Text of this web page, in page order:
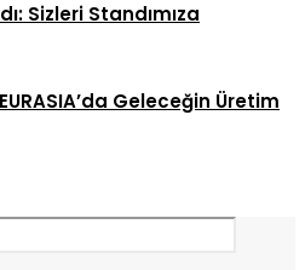
Sizleri Standımıza
Geleceğin Üretim